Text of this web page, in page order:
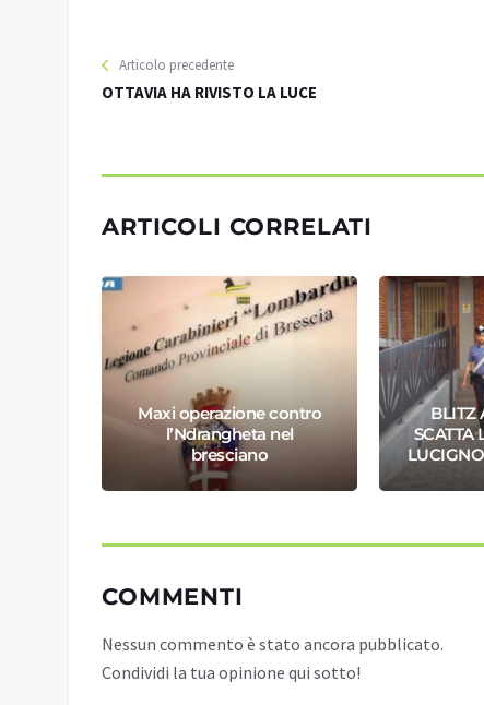
Articolo precedente
OTTAVIA HA RIVISTO LA LUCE
ARTICOLI CORRELATI
Maxi operazione contro
l’Ndrangheta nel
bresciano
BLITZ
SCATTA
COMMENTI
Nessun commento è stato ancora pubblicato.
Condividi la tua opinione qui sotto!